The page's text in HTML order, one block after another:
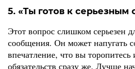
5. «Ты готов к
Этот вопрос слишком серьезен
сообщения. Он может напугать
впечатление, что вы торопитесь
обязательств сразу же. Лучше